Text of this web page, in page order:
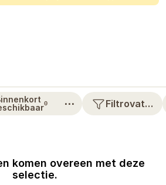
0 ⋯ Filtrovat…
komen overeen met deze
selectie.